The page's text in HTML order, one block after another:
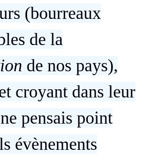
(bourreaux
de la
de nos pays),
croyant dans leur
pensais point
évènements